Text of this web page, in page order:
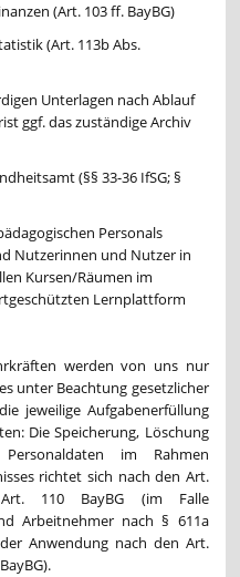
(Art. 103 ff. BayBG)
(Art. 113b Abs.
Unterlagen nach Ablauf
ggf. das zuständige Archiv
(§§ 33-36 IfSG; §
Personals
Nutzerinnen und Nutzer in
Kursen/Räumen im
Lernplattform
werden von uns nur
unter Beachtung gesetzlicher
jeweilige Aufgabenerfüllung
Die Speicherung, Löschung
im Rahmen
richtet sich nach den Art.
110 BayBG (im Falle
Arbeitnehmer nach § 611a
Anwendung nach den Art.